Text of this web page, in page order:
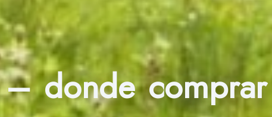
donde comprar